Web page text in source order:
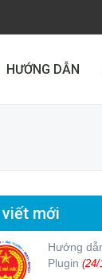
HƯỚNG DẪN
viết mới
Hướng
Plugin (24/